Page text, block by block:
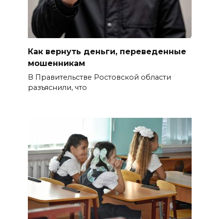
Таганрогский театр: пока
опущен занавес
06 августа 2026 14:25
Помощь волонтеров
госпиталям
06 августа 2026 14:16
Проект строительства
хоккейной арены в Ростове
приостановлен, но не закрыт
06 августа 2026 14:04
На Дону официально
аттестовали 107 гидов
06 августа 2026 14:01
Как вернуть деньги, переведенные
мошенникам
В Правительстве Ростовской области
разъяснили, что